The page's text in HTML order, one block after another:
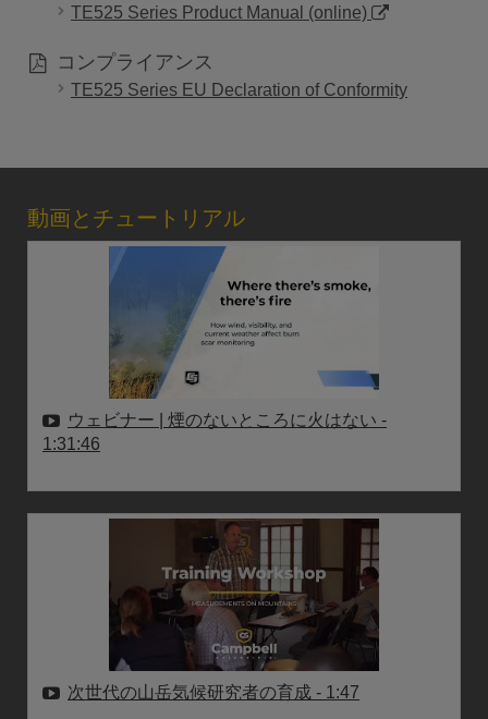
TE525 Series Product Manual (online)
コンプライアンス
TE525 Series EU Declaration of Conformity
動画とチュートリアル
ウェビナー | 煙のないところに火はない -
1:31:46
次世代の山岳気候研究者の育成 - 1:47